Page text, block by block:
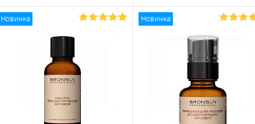
Купить в 1
В избранное
Купить в 1
В избранное В наличии
Новинка Новинка